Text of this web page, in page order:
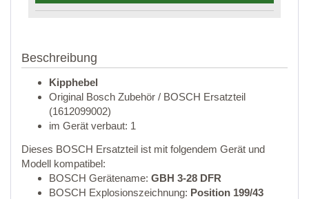
Beschreibung
Kipphebel
Original Bosch Zubehör / BOSCH Ersatzteil
(1612099002)
im Gerät verbaut: 1
Dieses BOSCH Ersatzteil ist mit folgendem Gerät und
Modell kompatibel:
BOSCH Gerätename: GBH 3-28 DFR
BOSCH Explosionszeichnung: Position 199/43